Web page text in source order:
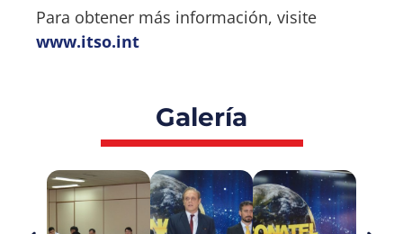
Para obtener más información, visite
www.itso.int
Galería